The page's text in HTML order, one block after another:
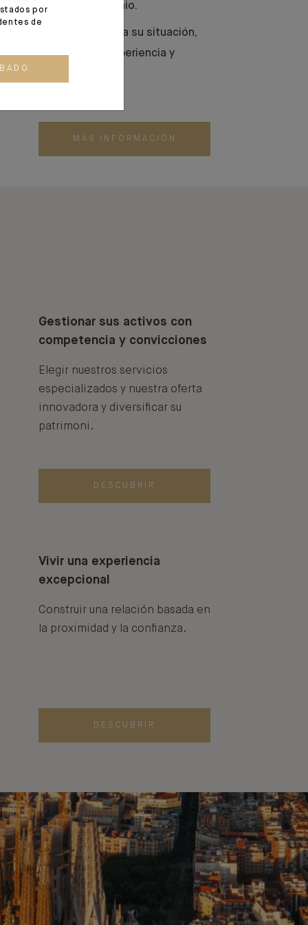
y legar su patrimonio.
duraderas, adaptadas a su situación,
de excelencia, experiencia y
MÁS INFORMACIÓN
Gestionar sus activos con
competencia y convicciones
Elegir nuestros servicios
especializados y nuestra oferta
innovadora y diversificar su
patrimoni.
DESCUBRIR
Vivir una experiencia
excepcional
Construir una relación basada en
la proximidad y la confianza.
DESCUBRIR
por
de